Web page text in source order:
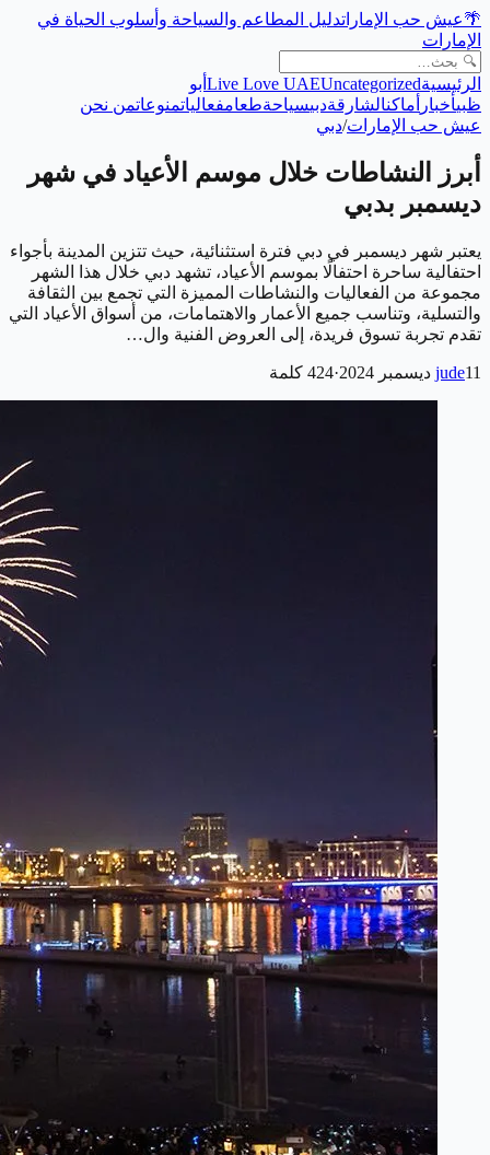
🌴عيش حب الإماراتدليل المطاعم والسياحة وأسلوب الحياة في
الإمارات
الرئيسية Live Love UAEUncategorized
أبو
ظبيأخبار أماكنالشارقةدبيسياحةطعامفعالياتمنوعاتمن نحن
عيش حب الإمارات/دبي
أبرز النشاطات خلال موسم الأعياد في شهر
ديسمبر بدبي
يعتبر شهر ديسمبر في دبي فترة استثنائية، حيث تتزين المدينة بأجواء
احتفالية ساحرة احتفالًا بموسم الأعياد، تشهد دبي خلال هذا الشهر
مجموعة من الفعاليات والنشاطات المميزة التي تجمع بين الثقافة
والتسلية، وتناسب جميع الأعمار والاهتمامات، من أسواق الأعياد التي
تقدم تجربة تسوق فريدة، إلى العروض الفنية وال…
jude11 ديسمبر 2024 ·
424 كلمة